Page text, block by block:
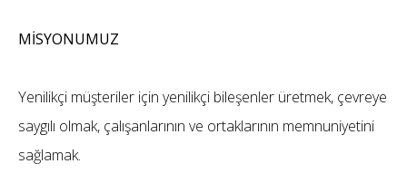
MİSYONUMUZ
Yenilikçi müşteriler için yenilikçi bileşenler üretmek, çevreye
saygılı olmak, çalışanlarının ve ortaklarının memnuniyetini
sağlamak.